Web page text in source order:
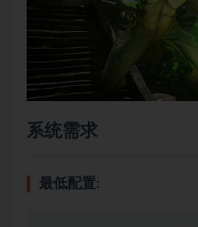
系统需求
最低配置: